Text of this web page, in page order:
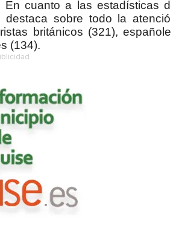
cuanto a las estadísticas
destaca sobre todo la
británicos (321),
(134).